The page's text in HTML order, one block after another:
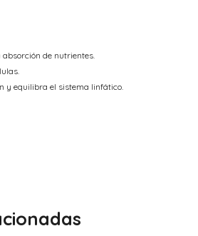
de nutrientes.
y equilibra el sistema linfático.